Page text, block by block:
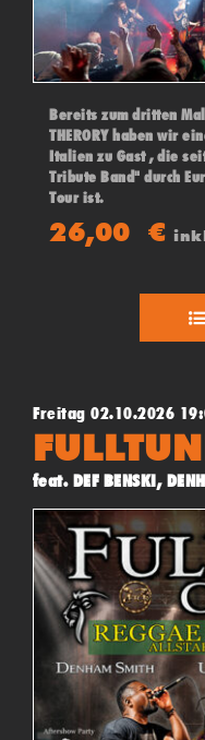
Bereits zum dritten
THERORY haben wir
Italien zu Gast , die
Tribute Band" durch
Tour ist.
Detail! LIVING
26,00€
Freitag 02.10.2026
feat. DEF BENSKI,